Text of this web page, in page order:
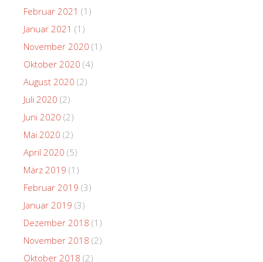
Februar 2021 (1)
Januar 2021 (1)
November 2020 (1)
Oktober 2020 (4)
August 2020 (2)
Juli 2020 (2)
Juni 2020 (2)
Mai 2020 (2)
April 2020 (5)
März 2019 (1)
Februar 2019 (3)
Januar 2019 (3)
Dezember 2018 (1)
November 2018 (2)
Oktober 2018 (2)